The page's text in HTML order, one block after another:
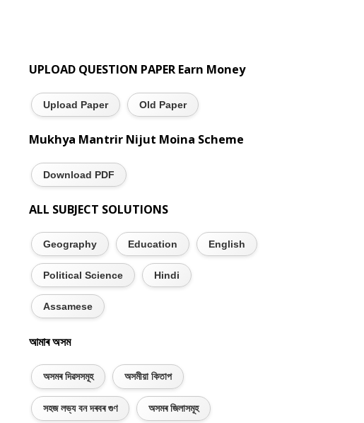
UPLOAD QUESTION PAPER Earn Money
Upload Paper Old Paper
Mukhya Mantrir Nijut Moina Scheme
Download PDF
ALL SUBJECT SOLUTIONS
Geography Education English
Political Science Hindi
Assamese
আমাৰ অসম
অসমৰ দিৱসসমূহ অসমীয়া কিতাপ
সহজ লভ্য বন দৰবৰ গুণ অসমৰ জিলাসমূহ